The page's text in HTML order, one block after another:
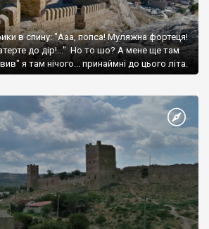
в спину: "Ааа, попса! Муляжна фортеця!
до дір!..." Но то шо? А мене ще там
я там нічого... принаймні до цього літа.